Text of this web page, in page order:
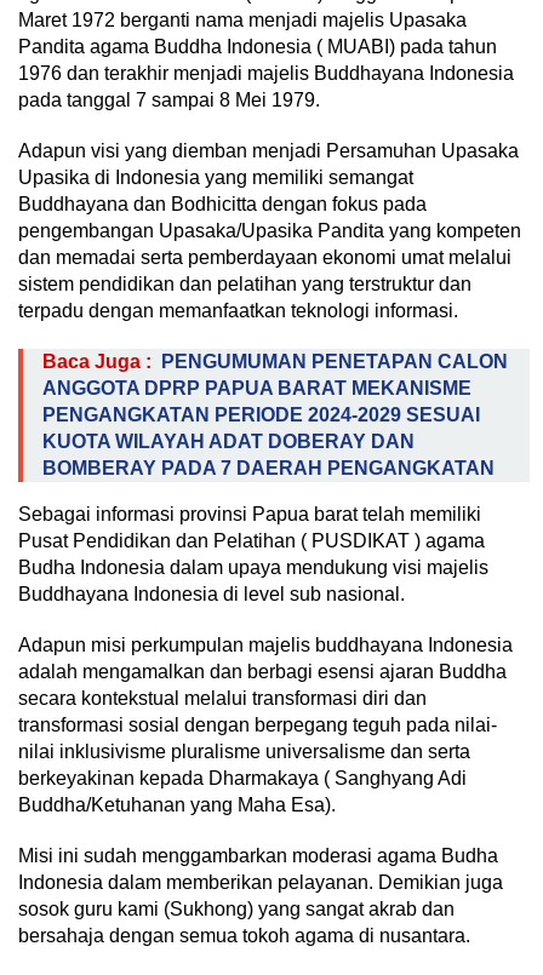
Maret 1972 berganti nama menjadi majelis Upasaka
Pandita agama Buddha Indonesia ( MUABI) pada tahun
1976 dan terakhir menjadi majelis Buddhayana Indonesia
pada tanggal 7 sampai 8 Mei 1979.
Adapun visi yang diemban menjadi Persamuhan Upasaka
Upasika di Indonesia yang memiliki semangat
Buddhayana dan Bodhicitta dengan fokus pada
pengembangan Upasaka/Upasika Pandita yang kompeten
dan memadai serta pemberdayaan ekonomi umat melalui
sistem pendidikan dan pelatihan yang terstruktur dan
terpadu dengan memanfaatkan teknologi informasi.
Baca Juga :
PENGUMUMAN PENETAPAN CALON
ANGGOTA DPRP PAPUA BARAT MEKANISME
PENGANGKATAN PERIODE 2024-2029 SESUAI
KUOTA WILAYAH ADAT DOBERAY DAN
BOMBERAY PADA 7 DAERAH PENGANGKATAN
Sebagai informasi provinsi Papua barat telah memiliki
Pusat Pendidikan dan Pelatihan ( PUSDIKAT ) agama
Budha Indonesia dalam upaya mendukung visi majelis
Buddhayana Indonesia di level sub nasional.
Adapun misi perkumpulan majelis buddhayana Indonesia
adalah mengamalkan dan berbagi esensi ajaran Buddha
secara kontekstual melalui transformasi diri dan
transformasi sosial dengan berpegang teguh pada nilai-
nilai inklusivisme pluralisme universalisme dan serta
berkeyakinan kepada Dharmakaya ( Sanghyang Adi
Buddha/Ketuhanan yang Maha Esa).
Misi ini sudah menggambarkan moderasi agama Budha
Indonesia dalam memberikan pelayanan. Demikian juga
sosok guru kami (Sukhong) yang sangat akrab dan
bersahaja dengan semua tokoh agama di nusantara.